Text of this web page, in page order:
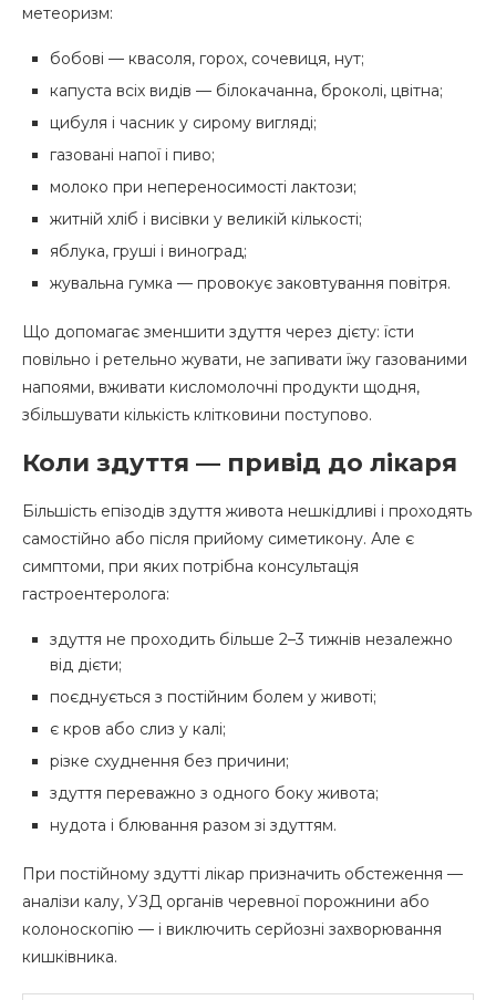
метеоризм:
бобові — квасоля, горох, сочевиця, нут;
капуста всіх видів — білокачанна, броколі, цвітна;
цибуля і часник у сирому вигляді;
газовані напої і пиво;
молоко при непереносимості лактози;
житній хліб і висівки у великій кількості;
яблука, груші і виноград;
жувальна гумка — провокує заковтування повітря.
Що допомагає зменшити здуття через дієту: їсти
повільно і ретельно жувати, не запивати їжу газованими
напоями, вживати кисломолочні продукти щодня,
збільшувати кількість клітковини поступово.
Коли здуття — привід до лікаря
Більшість епізодів здуття живота нешкідливі і проходять
самостійно або після прийому симетикону. Але є
симптоми, при яких потрібна консультація
гастроентеролога:
здуття не проходить більше 2–3 тижнів незалежно
від дієти;
поєднується з постійним болем у животі;
є кров або слиз у калі;
різке схуднення без причини;
здуття переважно з одного боку живота;
нудота і блювання разом зі здуттям.
При постійному здутті лікар призначить обстеження —
аналізи калу, УЗД органів черевної порожнини або
колоноскопію — і виключить серйозні захворювання
кишківника.